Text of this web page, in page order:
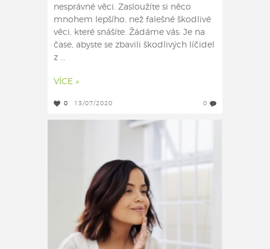
nesprávné věci. Zasloužíte si něco
mnohem lepšího, než falešné škodlivé
věci, které snášíte. Žádáme vás: Je na
čase, abyste se zbavili škodlivých líčidel
z ...
VÍCE »
0 13/07/2020 0